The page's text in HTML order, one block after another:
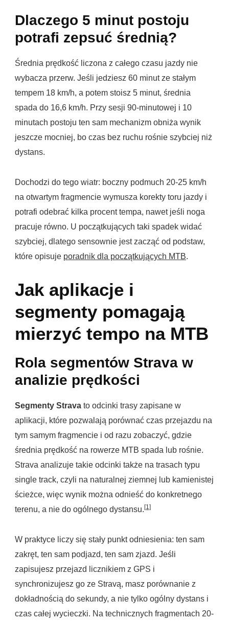
Dlaczego 5 minut postoju
potrafi zepsuć średnią?
Średnia prędkość liczona z całego czasu jazdy nie
wybacza przerw. Jeśli jedziesz 60 minut ze stałym
tempem 18 km/h, a potem stoisz 5 minut, średnia
spada do 16,6 km/h. Przy sesji 90-minutowej i 10
minutach postoju ten sam mechanizm obniża wynik
jeszcze mocniej, bo czas bez ruchu rośnie szybciej niż
dystans.
Dochodzi do tego wiatr: boczny podmuch 20-25 km/h
na otwartym fragmencie wymusza korekty toru jazdy i
potrafi odebrać kilka procent tempa, nawet jeśli noga
pracuje równo. U początkujących taki spadek widać
szybciej, dlatego sensownie jest zacząć od podstaw,
które opisuje poradnik dla początkujących MTB.
Jak aplikacje i
segmenty pomagają
mierzyć tempo na MTB
Rola segmentów Strava w
analizie prędkości
Segmenty Strava to odcinki trasy zapisane w
aplikacji, które pozwalają porównać czas przejazdu na
tym samym fragmencie i od razu zobaczyć, gdzie
średnia prędkość na rowerze MTB spada lub rośnie.
Strava analizuje takie odcinki także na trasach typu
single track, czyli na naturalnej ziemnej lub kamienistej
ścieżce, więc wynik można odnieść do konkretnego
terenu, a nie do ogólnego dystansu. [1]
W praktyce liczy się stały punkt odniesienia: ten sam
zakręt, ten sam podjazd, ten sam zjazd. Jeśli
zapisujesz przejazd licznikiem z GPS i
synchronizujesz go ze Stravą, masz porównanie z
dokładnością do sekundy, a nie tylko ogólny dystans i
czas całej wycieczki. Na technicznych fragmentach 20-